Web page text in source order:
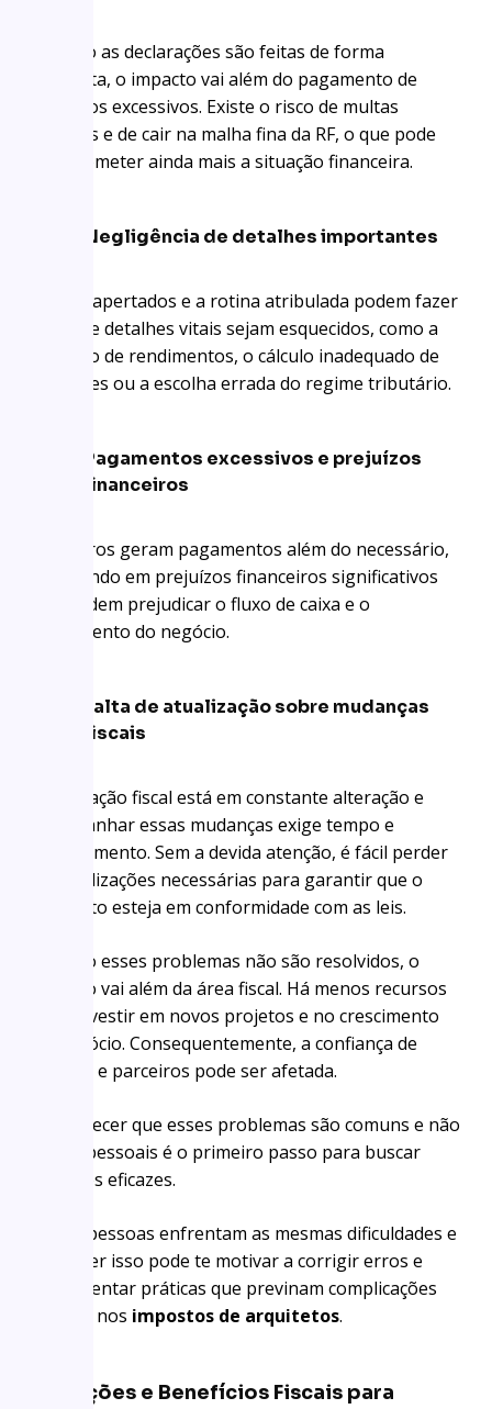
Quando as declarações são feitas de forma
incorreta, o impacto vai além do pagamento de
impostos excessivos. Existe o risco de multas
pesadas e de cair na malha fina da RF, o que pode
comprometer ainda mais a situação financeira.
Negligência de detalhes importantes
Prazos apertados e a rotina atribulada podem fazer
com que detalhes vitais sejam esquecidos, como a
omissão de rendimentos, o cálculo inadequado de
deduções ou a escolha errada do regime tributário.
Pagamentos excessivos e prejuízos
financeiros
Tais erros geram pagamentos além do necessário,
resultando em prejuízos financeiros significativos
que podem prejudicar o fluxo de caixa e o
crescimento do negócio.
Falta de atualização sobre mudanças
fiscais
A legislação fiscal está em constante alteração e
acompanhar essas mudanças exige tempo e
conhecimento. Sem a devida atenção, é fácil perder
as atualizações necessárias para garantir que o
arquiteto esteja em conformidade com as leis.
Quando esses problemas não são resolvidos, o
impacto vai além da área fiscal. Há menos recursos
para investir em novos projetos e no crescimento
do negócio. Consequentemente, a confiança de
clientes e parceiros pode ser afetada.
Reconhecer que esses problemas são comuns e não
falhas pessoais é o primeiro passo para buscar
soluções eficazes.
Várias pessoas enfrentam as mesmas dificuldades e
entender isso pode te motivar a corrigir erros e
implementar práticas que previnam complicações
futuras nos impostos de arquitetos.
Deduções e Benefícios Fiscais para